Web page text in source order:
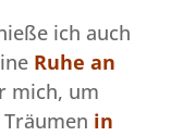
ich auch
Ruhe an
mich, um
in